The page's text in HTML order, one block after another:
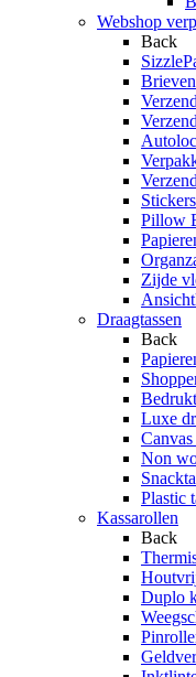
Webshop
Back
Stickers
Pillow
Zijde
Draagtassen
Back
Luxe
Canvas
Non
Plastic
Kassarollen
Back
Duplo